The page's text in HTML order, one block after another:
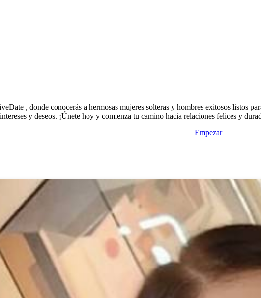
, donde conocerás a hermosas mujeres solteras y hombres exitosos listos
y deseos. ¡Únete hoy y comienza tu camino hacia relaciones felices y
Empezar